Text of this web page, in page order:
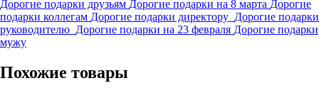
Дорогие подарки друзьям Дорогие подарки на 8 марта Дорогие
подарки коллегам Дорогие подарки директору Дорогие подарки
руководителю Дорогие подарки на 23 февраля Дорогие подарки
мужу
Похожие товары